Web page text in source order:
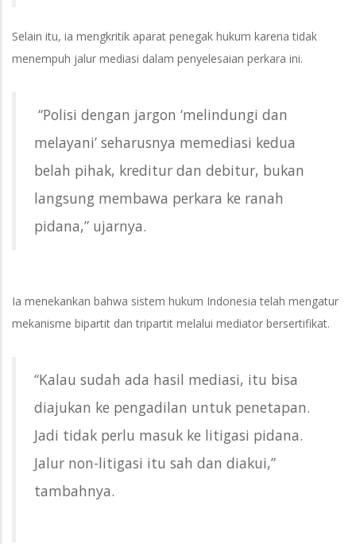
Selain itu, ia mengkritik aparat penegak hukum karena tidak
menempuh jalur mediasi dalam penyelesaian perkara ini.
“Polisi dengan jargon ‘melindungi dan
melayani’ seharusnya memediasi kedua
belah pihak, kreditur dan debitur, bukan
langsung membawa perkara ke ranah
pidana,” ujarnya.
Ia menekankan bahwa sistem hukum Indonesia telah mengatur
mekanisme bipartit dan tripartit melalui mediator bersertifikat.
“Kalau sudah ada hasil mediasi, itu bisa
diajukan ke pengadilan untuk penetapan.
Jadi tidak perlu masuk ke litigasi pidana.
Jalur non-litigasi itu sah dan diakui,”
tambahnya.